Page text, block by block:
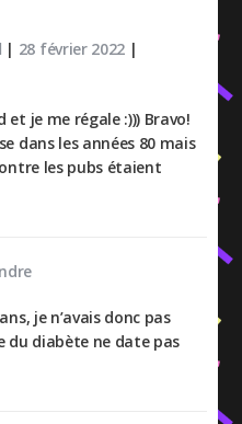
| 28 février 2022 |
et je me régale :))) Bravo!
dans les années 80 mais
les pubs étaient
je n’avais donc pas
du diabète ne date pas